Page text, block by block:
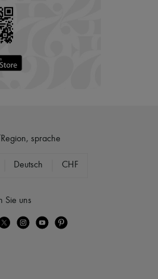
sprache
Deutsch CHF
Sie uns